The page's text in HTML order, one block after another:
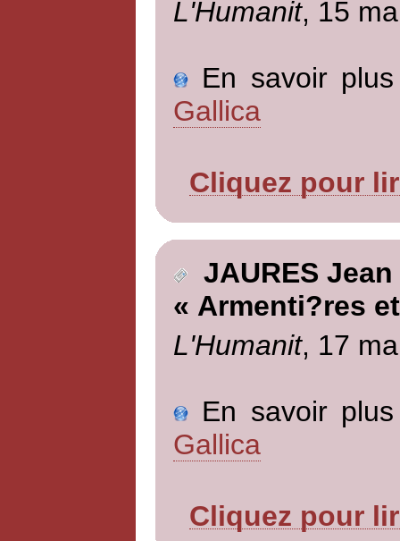
L'Humanit, 15
En savoir
Gallica
Cliquez pour
JAURES Jean
« Armenti?res
L'Humanit, 17
En savoir
Gallica
Cliquez pour